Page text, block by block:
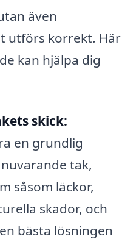
även
utförs korrekt. Här
kan hjälpa dig
skick:
en grundlig
tak,
såsom läckor,
skador, och
bästa lösningen